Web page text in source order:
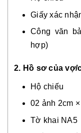
Giấy xác
Công văn
hợp)
2. Hồ sơ của vợ/
Hộ chiếu
02 ảnh 2cm
Tờ khai NA5